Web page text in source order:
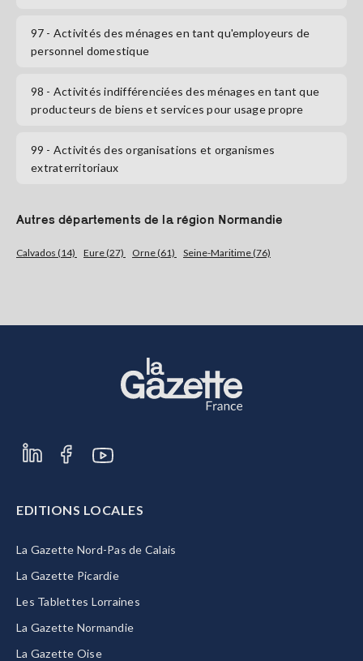
97 - Activités des ménages en tant qu'employeurs de
personnel domestique
98 - Activités indifférenciées des ménages en tant que
producteurs de biens et services pour usage propre
99 - Activités des organisations et organismes
extraterritoriaux
Autres départements de la région Normandie
Calvados (14) Eure (27) Orne (61) Seine-Maritime (76)
EDITIONS LOCALES
La Gazette Nord-Pas de Calais
La Gazette Picardie
Les Tablettes Lorraines
La Gazette Normandie
La Gazette Oise